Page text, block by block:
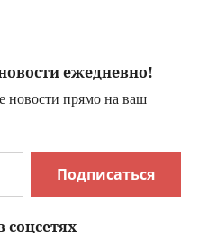
ежедневно!
новости прямо на ваш
Подписаться
соцсетях